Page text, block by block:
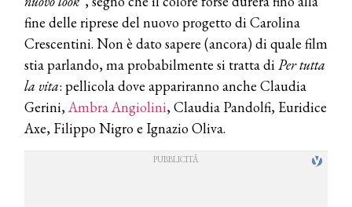
fine delle riprese del nuovo progetto di Carolina
Crescentini. Non è dato sapere (ancora) di quale film
stia parlando, ma probabilmente si tratta diPer tutta
la vita: pellicola dove appariranno anche Claudia
Gerini,Ambra Angiolini, Claudia Pandolfi, Euridice
Axe, Filippo Nigro e Ignazio Oliva.